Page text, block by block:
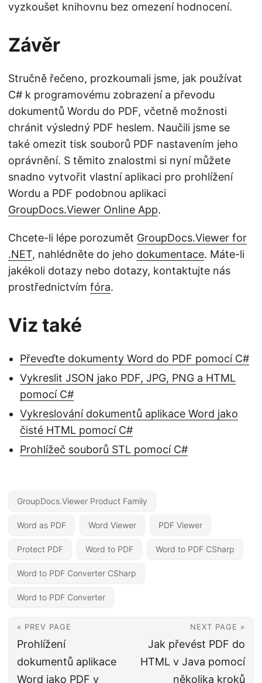
vyzkoušet knihovnu bez omezení hodnocení.
Závěr
Stručně řečeno, prozkoumali jsme, jak používat
C# k programovému zobrazení a převodu
dokumentů Wordu do PDF, včetně možnosti
chránit výsledný PDF heslem. Naučili jsme se
také omezit tisk souborů PDF nastavením jeho
oprávnění. S těmito znalostmi si nyní můžete
snadno vytvořit vlastní aplikaci pro prohlížení
Wordu a PDF podobnou aplikaci
GroupDocs.Viewer Online App.
Chcete-li lépe porozumět GroupDocs.Viewer for
.NET, nahlédněte do jeho dokumentace. Máte-li
jakékoli dotazy nebo dotazy, kontaktujte nás
prostřednictvím fóra.
Viz také
Převeďte dokumenty Word do PDF pomocí C#
Vykreslit JSON jako PDF, JPG, PNG a HTML
pomocí C#
Vykreslování dokumentů aplikace Word jako
čisté HTML pomocí C#
Prohlížeč souborů STL pomocí C#
GroupDocs.Viewer Product Family
Word as PDF Word Viewer PDF Viewer
Protect PDF Word to PDF Word to PDF CSharp
Word to PDF Converter CSharp
Word to PDF Converter
« PREV PAGE
Prohlížení
dokumentů aplikace
Word jako PDF v
NEXT PAGE »
Jak převést PDF do
HTML v Java pomocí
několika kroků